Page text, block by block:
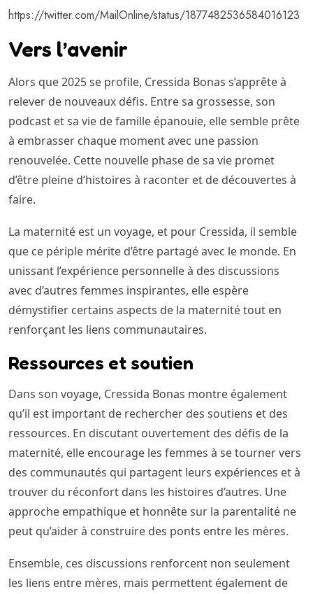
https://twitter.com/MailOnline/status/1877482536584016123
Vers l’avenir
Alors que 2025 se profile, Cressida Bonas s’apprête à
relever de nouveaux défis. Entre sa grossesse, son
podcast et sa vie de famille épanouie, elle semble prête
à embrasser chaque moment avec une passion
renouvelée. Cette nouvelle phase de sa vie promet
d’être pleine d’histoires à raconter et de découvertes à
faire.
La maternité est un voyage, et pour Cressida, il semble
que ce périple mérite d’être partagé avec le monde. En
unissant l’expérience personnelle à des discussions
avec d’autres femmes inspirantes, elle espère
démystifier certains aspects de la maternité tout en
renforçant les liens communautaires.
Ressources et soutien
Dans son voyage, Cressida Bonas montre également
qu’il est important de rechercher des soutiens et des
ressources. En discutant ouvertement des défis de la
maternité, elle encourage les femmes à se tourner vers
des communautés qui partagent leurs expériences et à
trouver du réconfort dans les histoires d’autres. Une
approche empathique et honnête sur la parentalité ne
peut qu’aider à construire des ponts entre les mères.
Ensemble, ces discussions renforcent non seulement
les liens entre mères, mais permettent également de